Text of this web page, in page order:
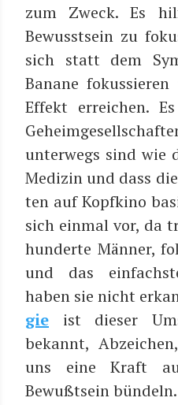
zum Zweck. Es
Bewusst­sein zu
sich statt dem
Bana­ne
Effekt errei­chen.
unter­wegs sind wie
Medi­zin und dass
ten auf Kopf­ki­no
sich ein­mal vor, da
hun­der­te Män­ner,
und das
haben sie nicht
gie ist die­ser
bekannt,
uns eine Kraft
Bewußt­sein bündeln.